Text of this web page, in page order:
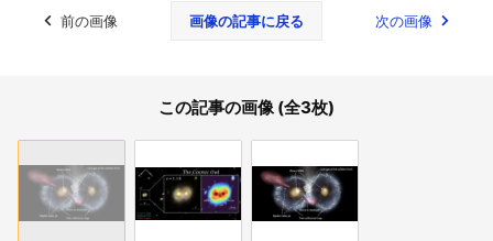
前の画像 画像の記事に戻る 次の画像
この記事の画像 (全3枚)